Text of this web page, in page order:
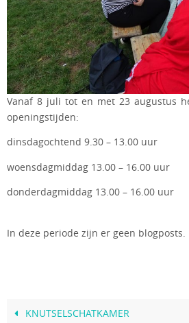
Vanaf 8 juli tot en met 23 augustus
openingstijden:
dinsdagochtend 9.30 – 13.00 uur
woensdagmiddag 13.00 – 16.00 uur
donderdagmiddag 13.00 – 16.00 uur
In deze periode zijn er geen blogposts.
KNUTSELSCHATKAMER